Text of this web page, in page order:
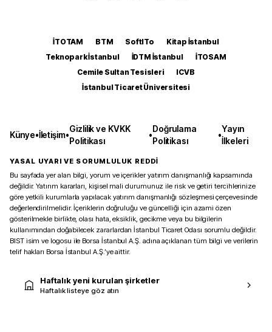
İTOTAM BTM SoftITo
Kitap İstanbul
Teknopark İstanbul
İDTM İstanbul
İTOSAM
Cemile Sultan Tesisleri
ICVB
İstanbul Ticaret Üniversitesi
Künye•İletişim•
Gizlilik ve KVKK
Politikası
•
Doğrulama
Politikası
•
Yayın
İlkeleri
YASAL UYARI VE SORUMLULUK REDDİ
Bu sayfada yer alan bilgi, yorum ve içerikler yatırım danışmanlığı kapsamında
değildir. Yatırım kararları, kişisel mali durumunuz ile risk ve getiri tercihlerinize
göre yetkili kurumlarla yapılacak yatırım danışmanlığı sözleşmesi çerçevesinde
değerlendirilmelidir. İçeriklerin doğruluğu ve güncelliği için azami özen
gösterilmekle birlikte, olası hata, eksiklik, gecikme veya bu bilgilerin
kullanımından doğabilecek zararlardan İstanbul Ticaret Odası sorumlu değildir.
BIST isim ve logosu ile Borsa İstanbul A.Ş. adına açıklanan tüm bilgi ve verilerin
telif hakları Borsa İstanbul A.Ş.’ye aittir.
Haftalık yeni kurulan şirketler
Haftalık listeye göz atın